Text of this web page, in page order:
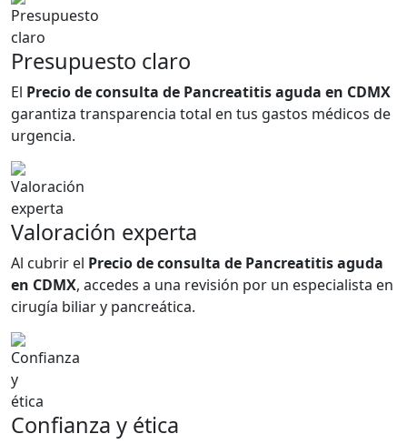
Presupuesto claro
El Precio de consulta de Pancreatitis aguda en CDMX
garantiza transparencia total en tus gastos médicos de
urgencia.
Valoración experta
Al cubrir el Precio de consulta de Pancreatitis aguda
en CDMX, accedes a una revisión por un especialista en
cirugía biliar y pancreática.
Confianza y ética